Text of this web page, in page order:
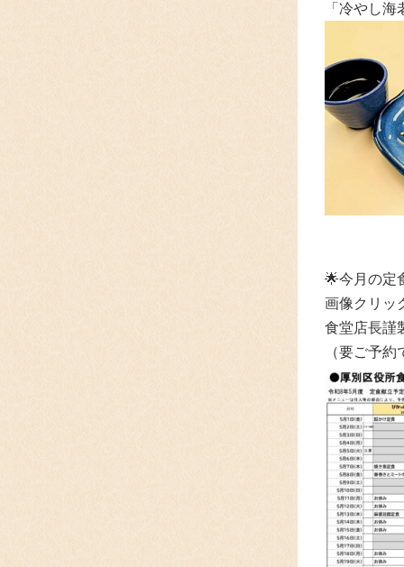
「冷やし
🌟今月の定
画像クリッ
食堂店長謹
（要ご予約